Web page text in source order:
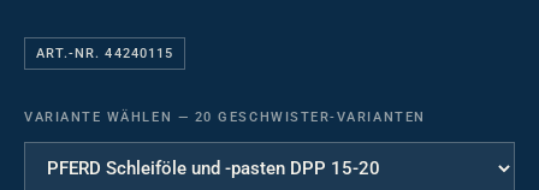
ART.-NR. 44240115
VARIANTE WÄHLEN — 20 GESCHWISTER-VARIANTEN